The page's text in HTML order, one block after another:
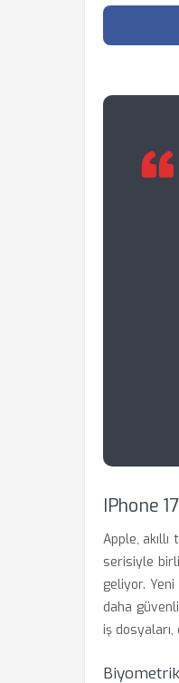
IPhone
Apple,
serisiyle
geliyor. Yeni
daha
iş